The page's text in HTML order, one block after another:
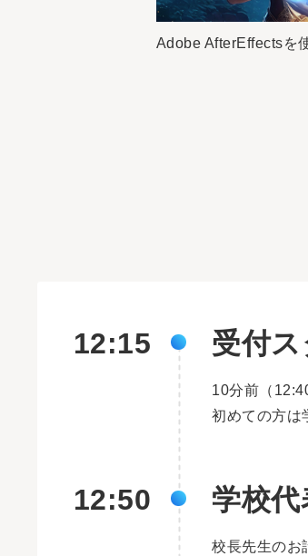
Adobe AfterEffectsを
12:15 受付ス
10分前（
初めての方は
12:50 学校
校長先生のお